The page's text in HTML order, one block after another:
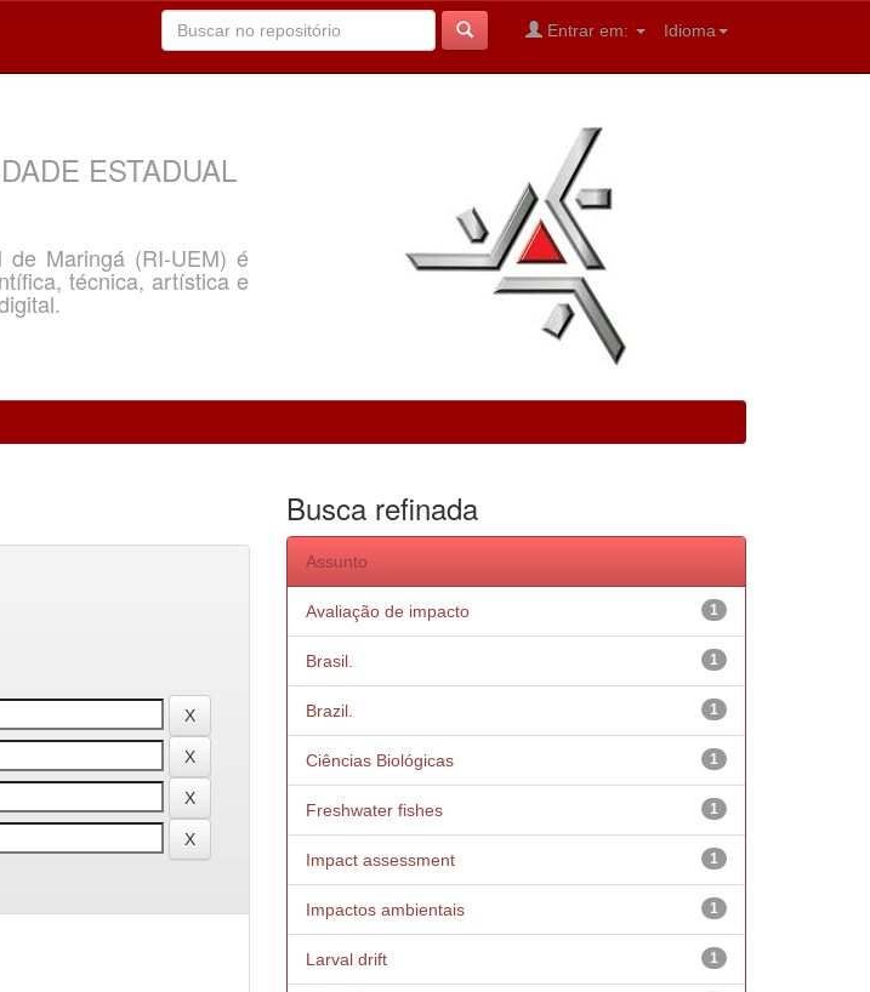
Idioma
Entrar em:
ESTADUAL
de Maringá (RI-UEM) é
técnica, artística e
Busca refinada
Assunto
1
Avaliação de impacto
1
Brasil.
1
Brazil.
1
Ciências Biológicas
1
Freshwater fishes
1
Impact assessment
1
Impactos ambientais
1
Larval drift